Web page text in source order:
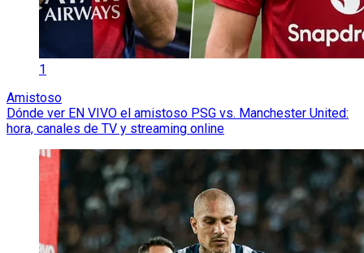
1
Amistoso
Dónde ver EN VIVO el amistoso PSG vs. Manchester United:
hora, canales de TV y streaming online